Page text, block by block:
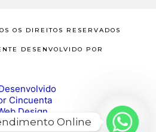
OS DIREITOS RESERVADOS
DESENVOLVIDO POR
Online